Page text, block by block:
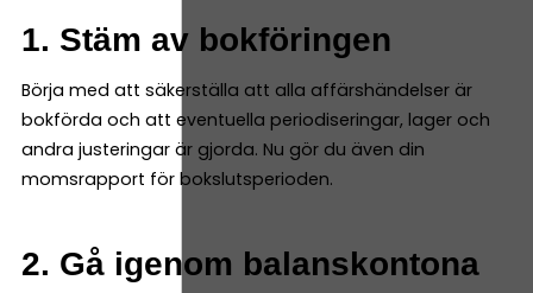
1. Stäm av bokföringen
Börja med att säkerställa att alla affärshändelser är
bokförda och att eventuella periodiseringar, lager och
andra justeringar är gjorda. Nu gör du även din
momsrapport för bokslutsperioden.
2. Gå igenom balanskontona